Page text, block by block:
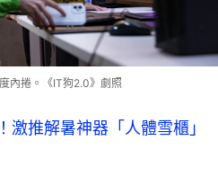
內捲。《IT狗2.0》劇照
推解暑神器「人體雪櫃」